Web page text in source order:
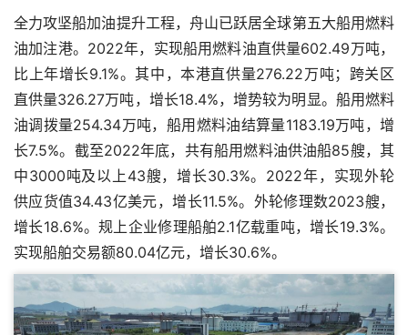
全力攻坚船加油提升工程，舟山已跃居全球第五大船用燃料
油加注港。2022年，实现船用燃料油直供量602.49万吨，
比上年增长9.1%。其中，本港直供量276.22万吨；跨关区
直供量326.27万吨，增长18.4%，增势较为明显。船用燃料
油调拨量254.34万吨，船用燃料油结算量1183.19万吨，增
长7.5%。截至2022年底，共有船用燃料油供油船85艘，其
中3000吨及以上43艘，增长30.3%。2022年，实现外轮
供应货值34.43亿美元，增长11.5%。外轮修理数2023艘，
增长18.6%。规上企业修理船舶2.1亿载重吨，增长19.3%。
实现船舶交易额80.04亿元，增长30.6%。